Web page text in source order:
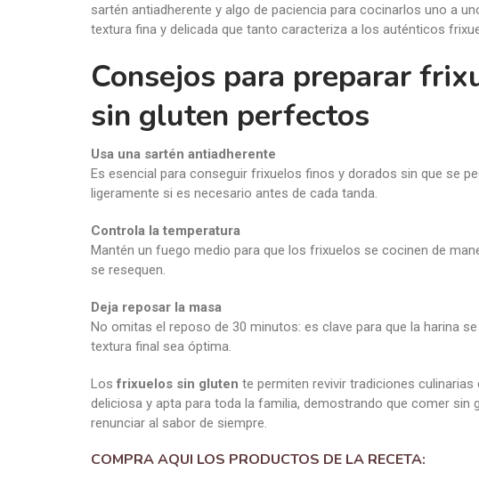
Consejos para preparar
sin gluten perfectos
Es esencial para conseguir frixuelos finos y dorados sin que se
Controla la temperatura
Mantén un fuego medio para que los frixuelos se cocinen de
Deja reposar la masa
No omitas el reposo de 30 minutos: es clave para que la harina se
Losfrixuelos sin glutente permiten revivir tradiciones culinarias
deliciosa y apta para toda la familia, demostrando que comer sin
COMPRA AQUI LOS PRODUCTOS DE LA RECETA:
Mix repostería